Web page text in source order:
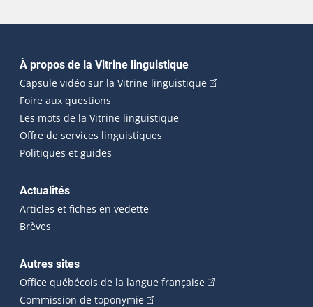
Navigation principale
À propos de la Vitrine linguistique
Capsule vidéo sur la Vitrine linguistique(Cet hyperlien
Foire aux questions
Les mots de la Vitrine linguistique
Offre de services linguistiques
Politiques et guides
Actualités
Articles et fiches en vedette
Brèves
Autres sites
Office québécois de la langue française(Cet hyperlien
Commission de toponymie(Cet hyperlien externe s'ouvrira